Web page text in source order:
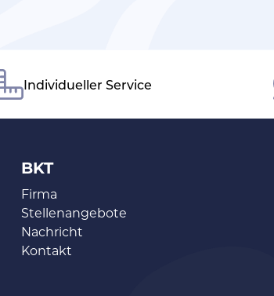
Individueller Service
BKT
Firma
Stellenangebote
Nachricht
Kontakt